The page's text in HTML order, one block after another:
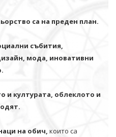
са на преден план.
събития,
мода, иновативни
и културата, облеклото и
на обич, които са